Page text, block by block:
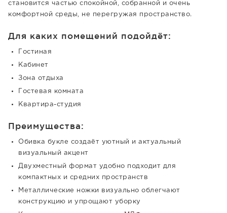
становится частью спокойной, собранной и очень
комфортной среды, не перегружая пространство.
Для каких помещений подойдёт:
Гостиная
Кабинет
Зона отдыха
Гостевая комната
Квартира-студия
Преимущества:
Обивка букле создаёт уютный и актуальный
визуальный акцент
Двухместный формат удобно подходит для
компактных и средних пространств
Металлические ножки визуально облегчают
конструкцию и упрощают уборку